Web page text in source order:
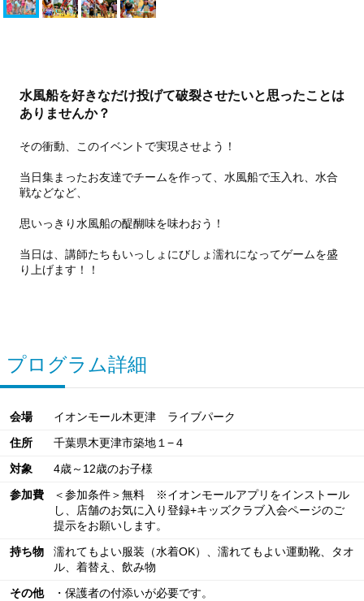
水風船を好きなだけ投げて破裂させたいと思ったことは
ありませんか？
その衝動、このイベントで実現させよう！
当日集まったお友達でチームを作って、水風船で玉入れ、水合
戦などなど、
思いっきり水風船の醍醐味を味わおう！
当日は、講師たちもいっしょにびしょ濡れになってゲームを盛
り上げます！！
プログラム詳細
会場
イオンモール木更津 ライブパーク
住所
千葉県木更津市築地１−４
対象
4歳～12歳のお子様
参加費
＜参加条件＞無料 ※イオンモールアプリをインストール
し、店舗のお気に入り登録+キッズクラブ入会ページのご
提示をお願いします。
持ち物
濡れてもよい服装（水着OK）、濡れてもよい運動靴、タオ
ル、着替え、飲み物
その他
・保護者の付添いが必要です。